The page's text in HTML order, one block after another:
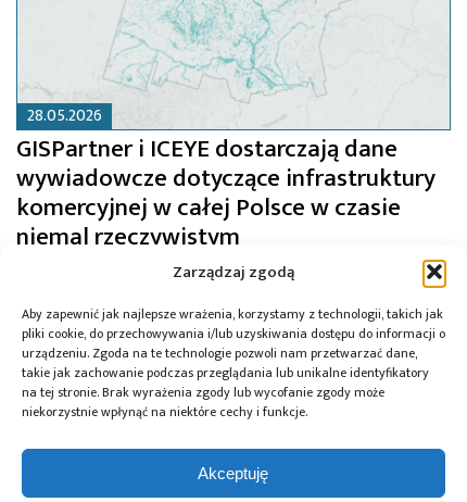
Zarządzaj zgodą
Aby zapewnić jak najlepsze wrażenia, korzystamy z technologii, takich jak
pliki cookie, do przechowywania i/lub uzyskiwania dostępu do informacji o
urządzeniu. Zgoda na te technologie pozwoli nam przetwarzać dane,
takie jak zachowanie podczas przeglądania lub unikalne identyfikatory
na tej stronie. Brak wyrażenia zgody lub wycofanie zgody może
niekorzystnie wpłynąć na niektóre cechy i funkcje.
Akceptuję
28.05.2026
GISPartner i ICEYE dostarczają dane
wywiadowcze dotyczące infrastruktury
komercyjnej w całej Polsce w czasie
niemal rzeczywistym